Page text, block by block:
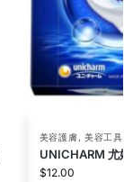
美容護膚, 美容工具
UNICHARM 尤
$12.00